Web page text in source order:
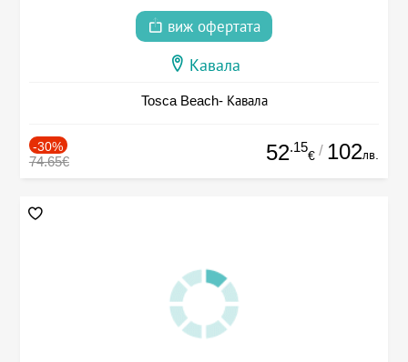
виж офертата
Кавала
Tosca Beach- Кавала
-30%
74.65€ 52.15
€ / 102лв.